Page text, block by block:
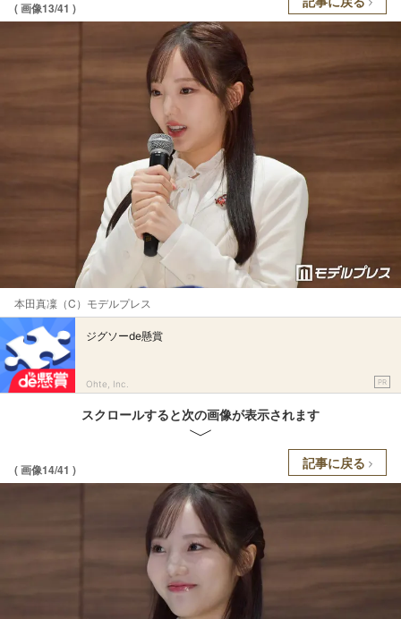
( 画像13/41 )
本田真凜（C）モデルプレス
ジグソーde懸賞
Ohte, Inc. PR
スクロールすると次の画像が表示されます
( 画像14/41 ) 記事に戻る